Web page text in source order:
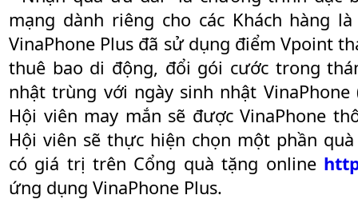
mạng dành riêng cho các Khách hàng
VinaPhone Plus đã sử dụng điểm Vpoint
thuê bao di động, đổi gói cước trong
nhật trùng với ngày sinh nhật
Hội viên may mắn sẽ được VinaPhone
Hội viên sẽ thực hiện chọn một phần
có giá trị trên Cổng quà tặng online
ứng dụng VinaPhone Plus.